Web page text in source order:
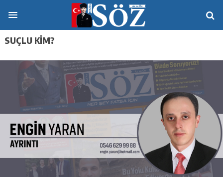
SUÇLU KIM?